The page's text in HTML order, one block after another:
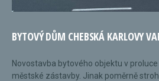
BYTOVÝ DŮM CHEBSKÁ KARLOVY
Novostavba bytového objektu v
městské zástavby. Jinak poměrně